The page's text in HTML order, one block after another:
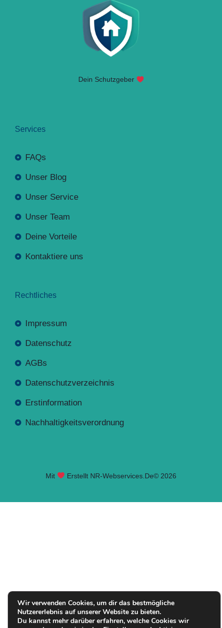
Dein Schutzgeber
Services
FAQs
Unser Blog
Unser Service
Unser Team
Deine Vorteile
Kontaktiere uns
Rechtliches
Impressum
Datenschutz
AGBs
Datenschutzverzeichnis
Erstinformation
Nachhaltigkeitsverordnung
Mit Erstellt NR-Webservices.de© 2026
Wir verwenden Cookies, um dir das bestmögliche
Nutzererlebnis auf unserer Website zu bieten.
Du kannst mehr darüber erfahren, welche Cookies wir